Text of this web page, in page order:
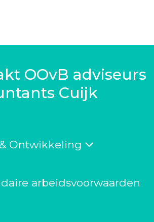
OOvB adviseurs
Cuijk
Ontwikkeling
arbeidsvoorwaarden